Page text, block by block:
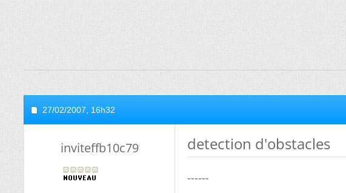
27/02/2007, 16h32
inviteffb10c79 detection d'obstacles
------